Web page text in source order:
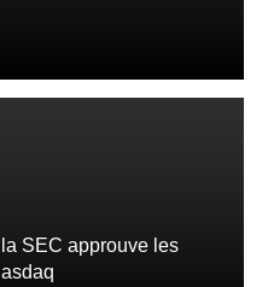
SEC approuve les